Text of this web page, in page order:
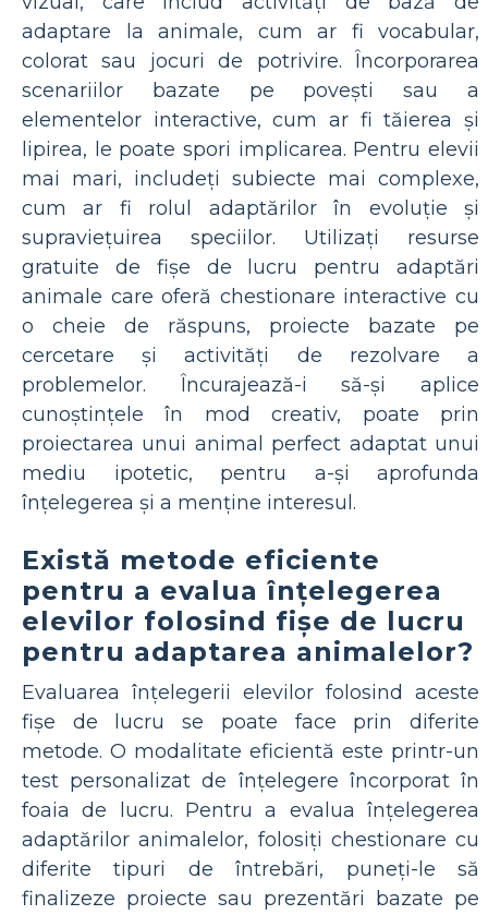
adaptare la animale, cum ar fi vocabular,
colorat sau jocuri de potrivire. Încorporarea
scenariilor bazate pe povești sau a
elementelor interactive, cum ar fi tăierea și
lipirea, le poate spori implicarea. Pentru elevii
mai mari, includeți subiecte mai complexe,
cum ar fi rolul adaptărilor în evoluție și
supraviețuirea speciilor. Utilizați resurse
gratuite de fișe de lucru pentru adaptări
animale care oferă chestionare interactive cu
o cheie de răspuns, proiecte bazate pe
cercetare și activități de rezolvare a
problemelor. Încurajează-i să-și aplice
cunoștințele în mod creativ, poate prin
proiectarea unui animal perfect adaptat unui
mediu ipotetic, pentru a-și aprofunda
înțelegerea și a menține interesul.
Există metode eficiente
pentru a evalua înțelegerea
elevilor folosind fișe de lucru
pentru adaptarea animalelor?
Evaluarea înțelegerii elevilor folosind aceste
fișe de lucru se poate face prin diferite
metode. O modalitate eficientă este printr-un
test personalizat de înțelegere încorporat în
foaia de lucru. Pentru a evalua înțelegerea
adaptărilor animalelor, folosiți chestionare cu
diferite tipuri de întrebări, puneți-le să
finalizeze proiecte sau prezentări bazate pe